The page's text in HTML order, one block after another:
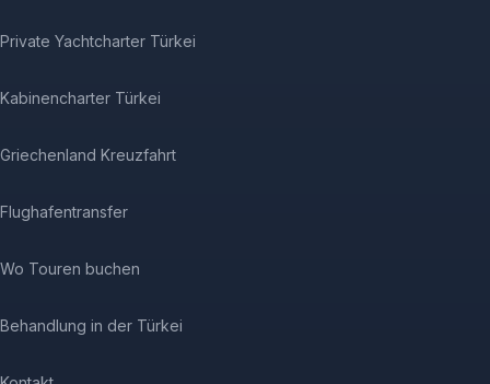
Private Yachtcharter Türkei
Kabinencharter Türkei
Griechenland Kreuzfahrt
Flughafentransfer
Wo Touren buchen
Behandlung in der Türkei